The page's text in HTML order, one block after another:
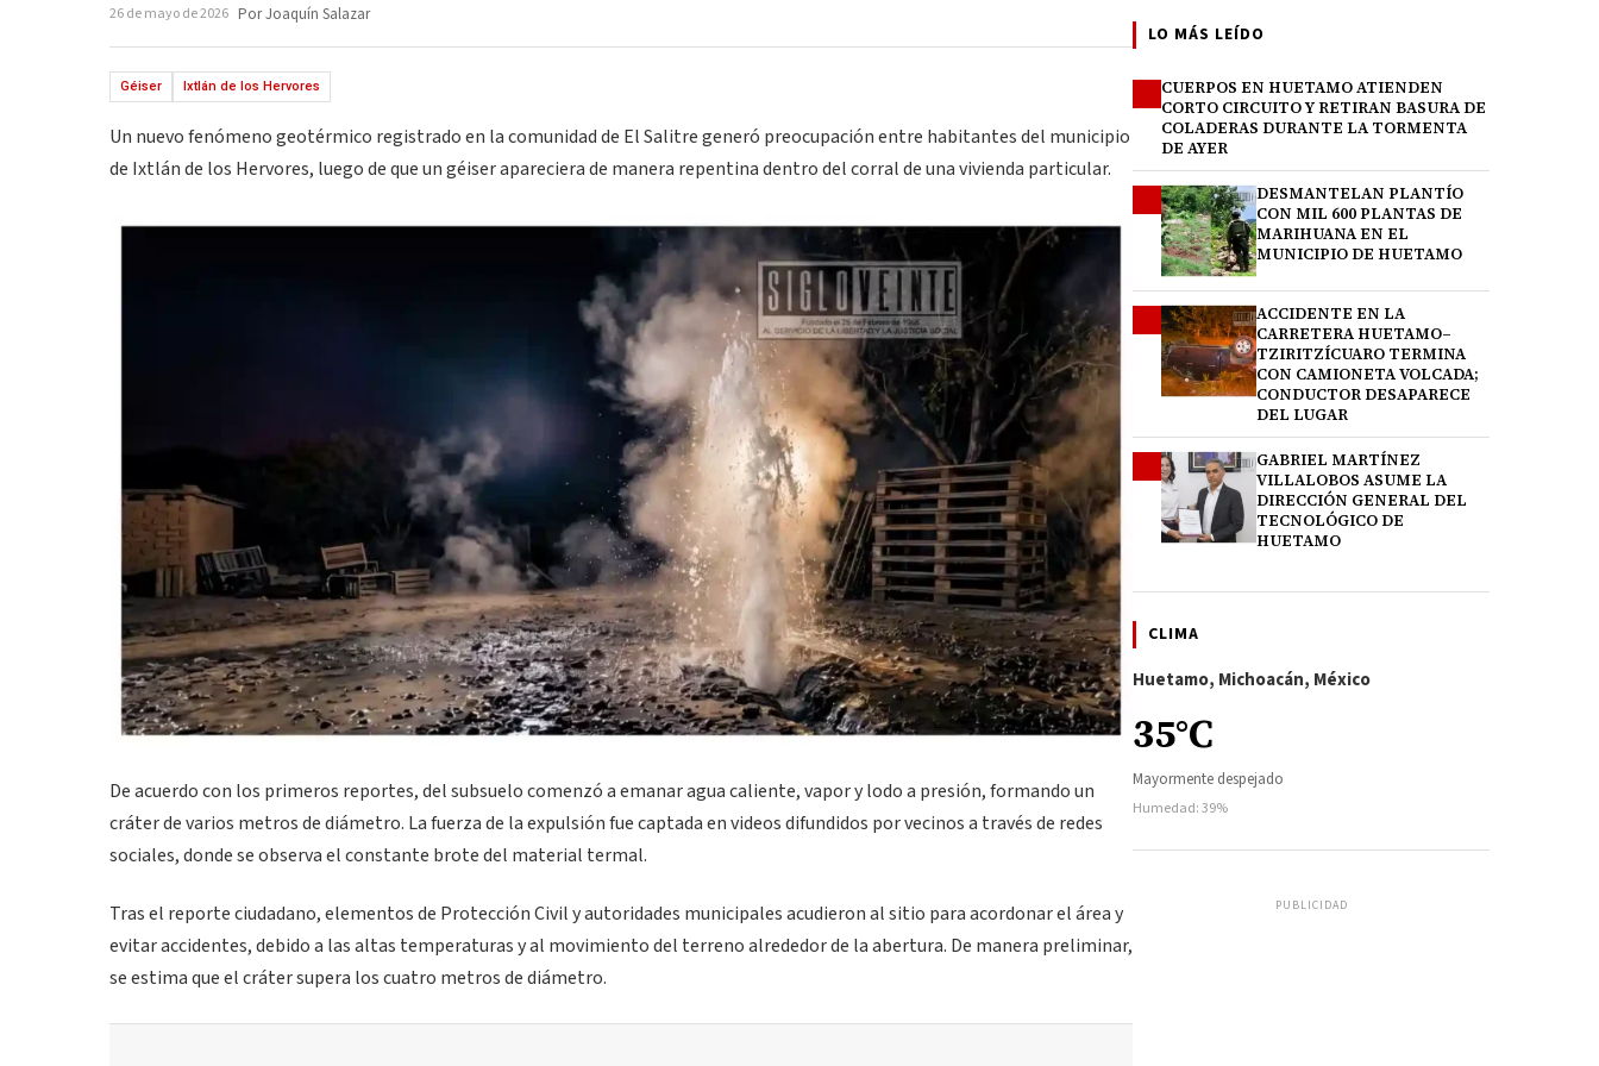
26 de mayo de 2026 Por Joaquín Salazar
Géiser Ixtlán de los Hervores
Un nuevo fenómeno geotérmico registrado en la comunidad de El Salitre generó preocupación entre habitantes del municipio
de Ixtlán de los Hervores, luego de que un géiser apareciera de manera repentina dentro del corral de una vivienda particular.
De acuerdo con los primeros reportes, del subsuelo comenzó a emanar agua caliente, vapor y lodo a presión, formando un
cráter de varios metros de diámetro. La fuerza de la expulsión fue captada en videos difundidos por vecinos a través de redes
sociales, donde se observa el constante brote del material termal.
Tras el reporte ciudadano, elementos de Protección Civil y autoridades municipales acudieron al sitio para acordonar el área y
evitar accidentes, debido a las altas temperaturas y al movimiento del terreno alrededor de la abertura. De manera preliminar,
se estima que el cráter supera los cuatro metros de diámetro.
LO MÁS LEÍDO
CUERPOS EN HUETAMO ATIENDEN
CORTO CIRCUITO Y RETIRAN BASURA DE
COLADERAS DURANTE LA TORMENTA
DE AYER
DESMANTELAN PLANTÍO
CON MIL 600 PLANTAS DE
MARIHUANA EN EL
MUNICIPIO DE HUETAMO
ACCIDENTE EN LA
CARRETERA HUETAMO–
TZIRITZÍCUARO TERMINA
CON CAMIONETA VOLCADA;
CONDUCTOR DESAPARECE
DEL LUGAR
GABRIEL MARTÍNEZ
VILLALOBOS ASUME LA
DIRECCIÓN GENERAL DEL
TECNOLÓGICO DE
HUETAMO
CLIMA
Huetamo, Michoacán, México
35°C
Mayormente despejado
Humedad: 39%
PUBLICIDAD